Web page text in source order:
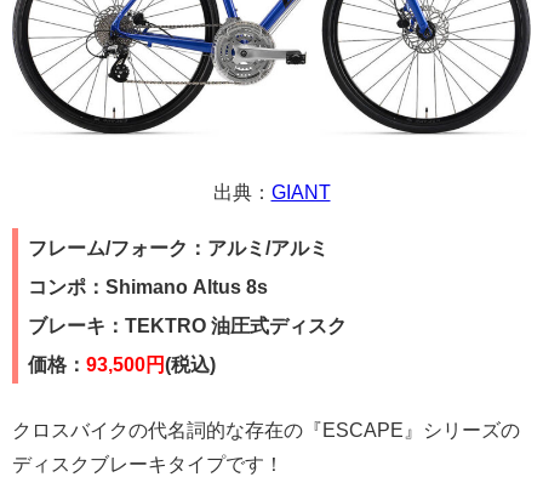
出典： GIANT
フレーム/フォーク：アルミ/アルミ
コンポ：Shimano Altus 8s
ブレーキ：TEKTRO 油圧式ディスク
価格： 93,500円(税込)
クロスバイクの代名詞的な存在の『ESCAPE』シリーズの
ディスクブレーキタイプです！